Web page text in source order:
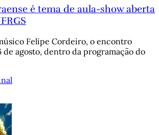
é tema de aula-show aberta
Felipe Cordeiro, o encontro
de agosto, dentro da programação do